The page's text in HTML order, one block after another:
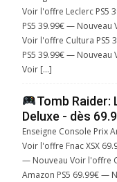
Voir l'offre Leclerc PS5
PS5 39.99€ —
Voir l'offre Cultura PS5
PS5 39.99€ —
Voir […]
Tomb Raider:
Deluxe - dès
Enseigne Console Prix
Voir l'offre Fnac XSX
— Nouveau Voir l'offre
Amazon PS5 69.99€ —